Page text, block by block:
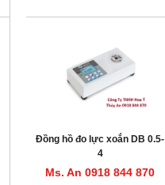
Đồng hồ đo lực xoắn DB 0.5-
4
Ms. An 0918 844 870